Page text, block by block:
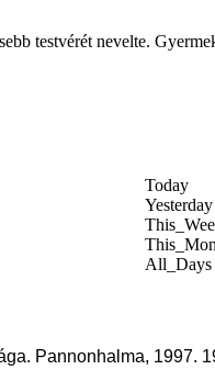
testvérét nevelte.
Today
Yesterday
All_Days
Pannonhalma, 1997.